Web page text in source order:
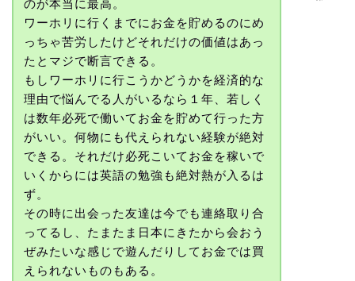
のが本当に最高。
ワーホリに行くまでにお金を貯めるのにめ
っちゃ苦労したけどそれだけの価値はあっ
たとマジで断言できる。
もしワーホリに行こうかどうかを経済的な
理由で悩んでる人がいるなら１年、若しく
は数年必死で働いてお金を貯めて行った方
がいい。何物にも代えられない経験が絶対
できる。それだけ必死こいてお金を稼いで
いくからには英語の勉強も絶対熱が入るは
ず。
その時に出会った友達は今でも連絡取り合
ってるし、たまたま日本にきたから会おう
ぜみたいな感じで遊んだりしてお金では買
えられないものもある。